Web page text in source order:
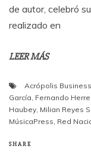
de autor, celebró
realizado en
LEER MÁS
Acrópolis
García, Fernando
Haubey, Milian Reyes
MúsicaPress, Red
SHARE